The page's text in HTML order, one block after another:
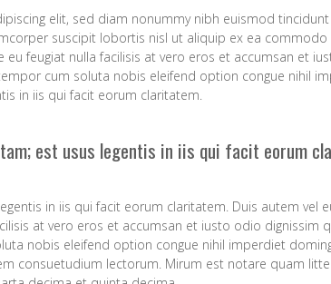
elit, sed diam nonummy nibh euismod
suscipit lobortis nisl ut aliquip ex ea
feugiat nulla facilisis at vero eros et accumsan et
cum soluta nobis eleifend option congue nihil
in iis qui facit eorum claritatem.
est usus legentis in iis qui facit eorum
in iis qui facit eorum claritatem. Duis autem
at vero eros et accumsan et iusto odio
nobis eleifend option congue nihil imperdiet
consuetudium lectorum. Mirum est notare quam